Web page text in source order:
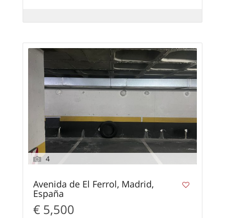
4
Avenida de El Ferrol, Madrid,
España
€ 5,500